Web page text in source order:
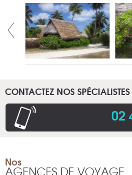
CONTACTEZ NOS
02
Nos
AGENCES DE VOYAGE